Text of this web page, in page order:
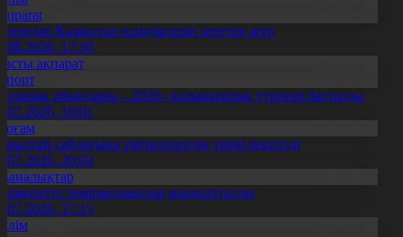
Қазақстан өсімдіктерін зерттеп жүр
17:30
ақпарат
ойындары – 2026» халықаралық турнирі басталды
10:01
сайлауына үміткерлердің тізімі бекітілді
20:03
теміржолшылар марапатталды
17:15